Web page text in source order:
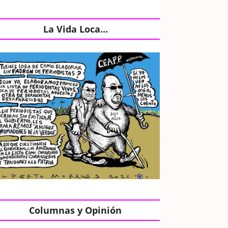
La Vida Loca…
Columnas y Opinión